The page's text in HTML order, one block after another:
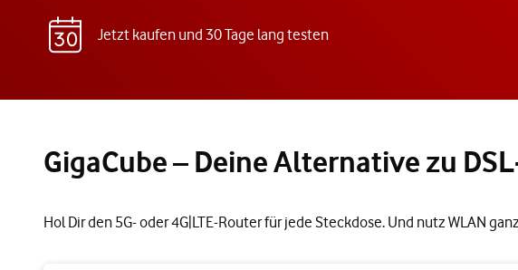
Jetzt kaufen und 30 Tage lang testen
GigaCube – Deine Alternative zu
Hol Dir den 5G- oder 4G|LTE-Router für jede Steckdose. Und nutz WLAN